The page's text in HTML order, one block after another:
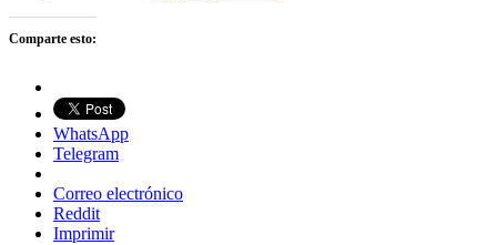
Comparte esto:
WhatsApp
Telegram
Correo electrónico
Reddit
Imprimir